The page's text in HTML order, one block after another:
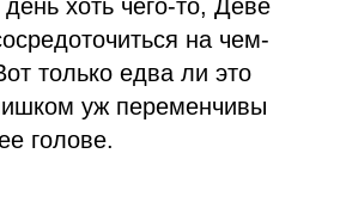
хоть чего-то, Деве
на чем-
только едва ли это
уж переменчивы
голове.